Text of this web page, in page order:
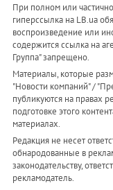
При полном или
гиперссылка на LB.ua
воспроизведение или
содержится ссылка на
Группа" запрещено.
Материалы, которые
"Новости компаний" /
публикуются на правах
подготовке этого
материалах.
Редакция не несет
обнародованные в
законодательству,
рекламодатель.